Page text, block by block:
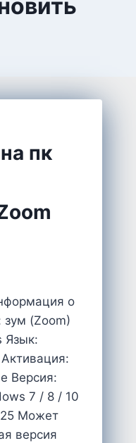
пк
о
(Zoom)
Язык:
Версия:
7 / 8 / 10
25 Может
версия